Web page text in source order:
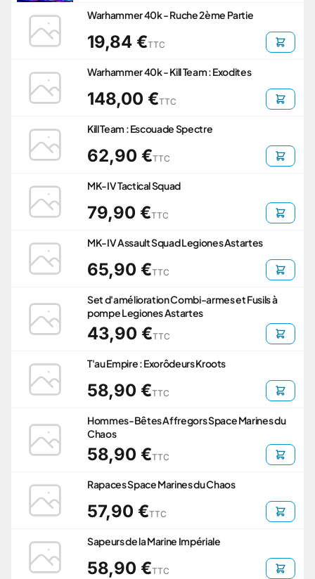
Warhammer 40k - Ruche 2ème Partie
19,84 €TTC
Warhammer 40k - Kill Team : Exodites
148,00 €TTC
Kill Team : Escouade Spectre
62,90 €TTC
MK-IV Tactical Squad
79,90 €TTC
MK-IV Assault Squad Legiones Astartes
65,90 €TTC
Set d'amélioration Combi-armes et Fusils à
pompe Legiones Astartes
43,90 €TTC
T'au Empire : Exorôdeurs Kroots
58,90 €TTC
Hommes-Bêtes Affregors Space Marines du
Chaos
58,90 €TTC
Rapaces Space Marines du Chaos
57,90 €TTC
Sapeurs de la Marine Impériale
58,90 €TTC